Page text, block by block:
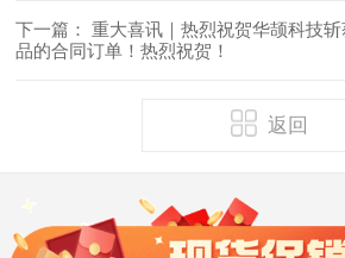
下一篇：
重大喜讯｜热烈祝贺华颉科技
品的合同订单！热烈祝贺！
返回